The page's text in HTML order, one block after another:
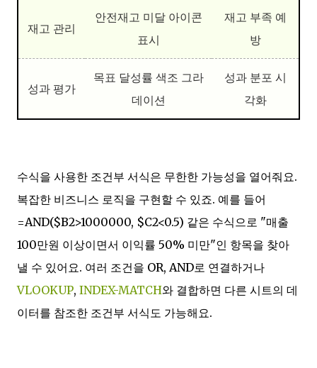
재고 관리
안전재고 미달 아이콘
표시
재고 부족 예
방
성과 평가
목표 달성률 색조 그라
데이션
성과 분포 시
각화
수식을 사용한 조건부 서식은 무한한 가능성을 열어줘요.
복잡한 비즈니스 로직을 구현할 수 있죠. 예를 들어
=AND($B2>1000000, $C2<0.5) 같은 수식으로 "매출
100만원 이상이면서 이익률 50% 미만"인 항목을 찾아
낼 수 있어요. 여러 조건을 OR, AND로 연결하거나
VLOOKUP, INDEX-MATCH와 결합하면 다른 시트의 데
이터를 참조한 조건부 서식도 가능해요.